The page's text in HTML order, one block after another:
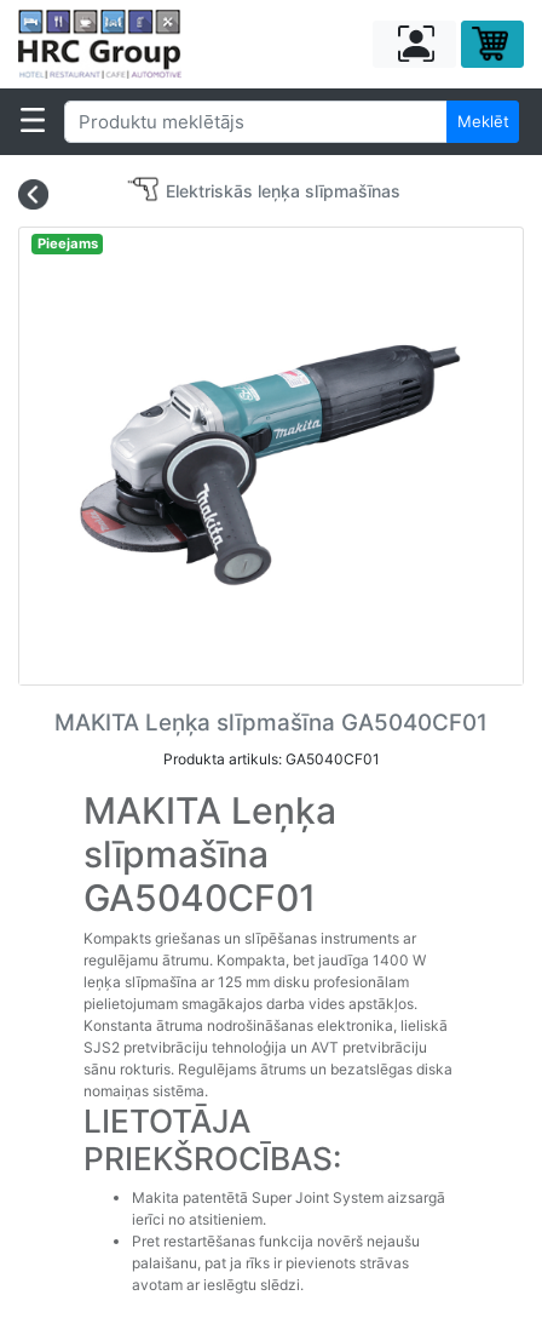
Meklēt
Elektriskās leņķa slīpmašīnas
Pieejams
MAKITA Leņķa slīpmašīna GA5040CF01
Produkta artikuls: GA5040CF01
MAKITA Leņķa
slīpmašīna
GA5040CF01
Kompakts griešanas un slīpēšanas instruments ar
regulējamu ātrumu. Kompakta, bet jaudīga 1400 W
leņķa slīpmašīna ar 125 mm disku profesionālam
pielietojumam smagākajos darba vides apstākļos.
Konstanta ātruma nodrošināšanas elektronika, lieliskā
SJS2 pretvibrāciju tehnoloģija un AVT pretvibrāciju
sānu rokturis. Regulējams ātrums un bezatslēgas diska
nomaiņas sistēma.
LIETOTĀJA
PRIEKŠROCĪBAS:
Makita patentētā Super Joint System aizsargā
ierīci no atsitieniem.
Pret restartēšanas funkcija novērš nejaušu
palaišanu, pat ja rīks ir pievienots strāvas
avotam ar ieslēgtu slēdzi.